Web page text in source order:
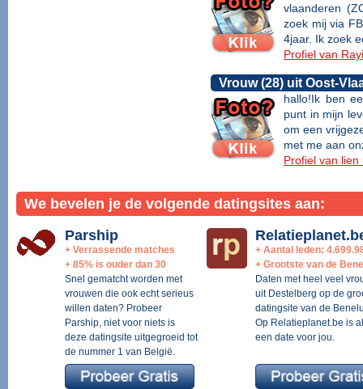
vlaanderen
zoek mij via
4jaar. Ik zoek
Profiel van
Vrouw (28) uit Oost-
hallo!Ik ben
punt in mijn
om een
met me aan
Profiel van
We bevelen je de volgende datingsites aan:
Parship
+ Verrassende matches
+ 85% is ouder dan 30
Snel gematcht worden met
vrouwen die ook echt serieus
willen daten? Probeer
Parship, niet voor niets is
deze datingsite uitgegroeid tot
de nummer 1 van België.
+ Aantal leden:
+ Grootste van de
Daten met heel veel
uit Destelberg op de
datingsite van de
Op Relatieplanet.be is
een date voor jou.